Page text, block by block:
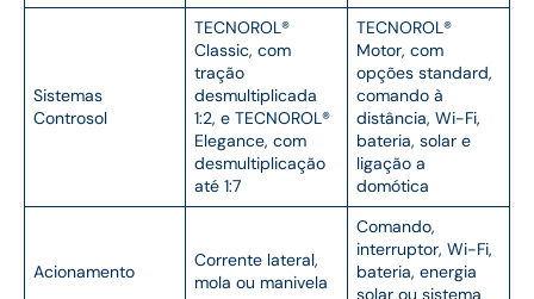
Sistemas
Controsol
TECNOROL®
Classic, com
tração
desmultiplicada
1:2, e TECNOROL®
Elegance, com
desmultiplicação
até 1:7
TECNOROL®
Motor, com
opções standard,
comando à
distância, Wi-Fi,
bateria, solar e
ligação a
domótica
Acionamento
Corrente lateral,
mola ou manivela
Comando,
interruptor, Wi-Fi,
bateria, energia